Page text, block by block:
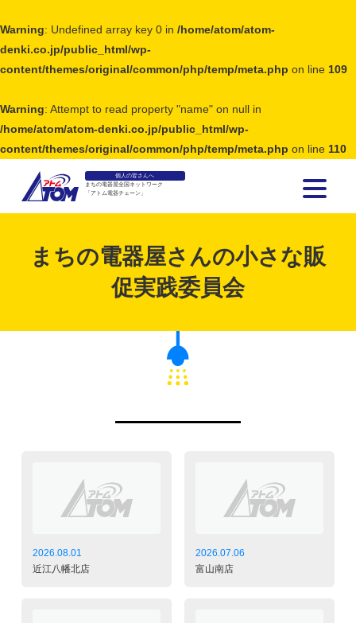
Warning: Undefined array key 0 in /home/atom/atom-
denki.co.jp/public_html/wp-
content/themes/original/common/php/temp/meta.php on line 109
Warning: Attempt to read property "name" on null in
/home/atom/atom-denki.co.jp/public_html/wp-
content/themes/original/common/php/temp/meta.php on line 110
アトム電器チェーン
個人の皆さんへ
まちの電器屋全国ネットワーク
「アトム電器チェーン」
まちの電器屋さんの小さな販
促実践委員会
2026.08.01
近江八幡北店
2026.07.06
富山南店